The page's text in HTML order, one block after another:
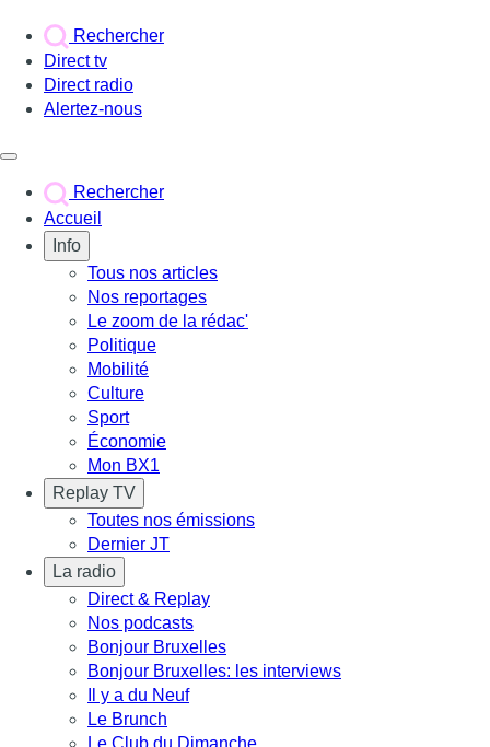
Rechercher
Direct tv
Direct radio
Alertez-nous
Rechercher
Accueil
Info
Tous nos articles
Nos reportages
Le zoom de la rédac'
Politique
Mobilité
Culture
Sport
Économie
Mon BX1
Replay TV
Toutes nos émissions
Dernier JT
La radio
Direct & Replay
Nos podcasts
Bonjour Bruxelles
Bonjour Bruxelles: les interviews
Il y a du Neuf
Le Brunch
Le Club du Dimanche